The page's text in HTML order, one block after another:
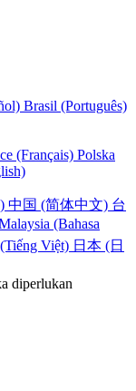
Brasil (Português)
(Français) Polska
中国 (简体中文) 台
(Bahasa
Việt) 日本 (日
diperlukan